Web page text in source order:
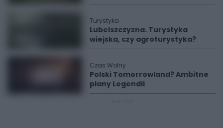
Turystyka
Lubelszczyzna. Turystyka
wiejska, czy agroturystyka?
Czas Wolny
Polski Tomorrowland? Ambitne
plany Legendii